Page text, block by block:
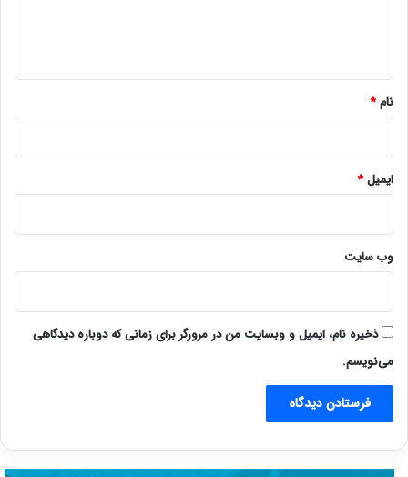
نام*
ایمیل*
وب‌ سایت
ذخیره نام، ایمیل و وبسایت من در مرورگر برای زمانی که دوباره دیدگاهی
می‌نویسم.